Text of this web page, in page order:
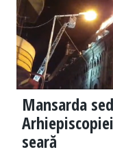
Mansarda
seară